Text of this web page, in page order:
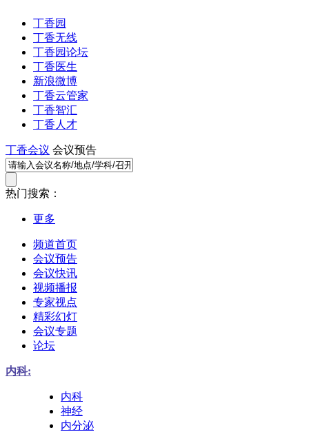
丁香园
丁香无线
丁香园论坛
丁香医生
新浪微博
丁香云管家
丁香智汇
丁香人才
丁香会议 会议预告
热门搜索：
更多
频道首页
会议预告
会议快讯
视频播报
专家视点
精彩幻灯
会议专题
论坛
内科:
内科
神经
内分泌